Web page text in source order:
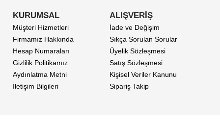
KURUMSAL
Müşteri Hizmetleri
Firmamız Hakkında
Hesap Numaraları
Gizlilik Politikamız
Aydınlatma Metni
İletişim Bilgileri
ALIŞVERİŞ
İade ve Değişim
Sıkça Sorulan Sorular
Üyelik Sözleşmesi
Satış Sözleşmesi
Kişisel Veriler Kanunu
Sipariş Takip